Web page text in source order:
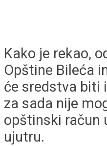
Kako je rekao,
Opštine Bileća
će sredstva biti
za sada nije
opštinski račun
ujutru.